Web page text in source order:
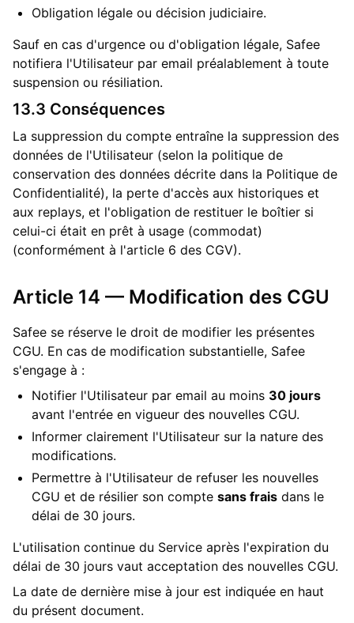
Obligation légale ou décision judiciaire.
Sauf en cas d'urgence ou d'obligation légale, Safee
notifiera l'Utilisateur par email préalablement à toute
suspension ou résiliation.
13.3 Conséquences
La suppression du compte entraîne la suppression des
données de l'Utilisateur (selon la politique de
conservation des données décrite dans la Politique de
Confidentialité), la perte d'accès aux historiques et
aux replays, et l'obligation de restituer le boîtier si
celui-ci était en prêt à usage (commodat)
(conformément à l'article 6 des CGV).
Article 14 — Modification des CGU
Safee se réserve le droit de modifier les présentes
CGU. En cas de modification substantielle, Safee
s'engage à :
Notifier l'Utilisateur par email au moins 30 jours
avant l'entrée en vigueur des nouvelles CGU.
Informer clairement l'Utilisateur sur la nature des
modifications.
Permettre à l'Utilisateur de refuser les nouvelles
CGU et de résilier son compte sans frais dans le
délai de 30 jours.
L'utilisation continue du Service après l'expiration du
délai de 30 jours vaut acceptation des nouvelles CGU.
La date de dernière mise à jour est indiquée en haut
du présent document.